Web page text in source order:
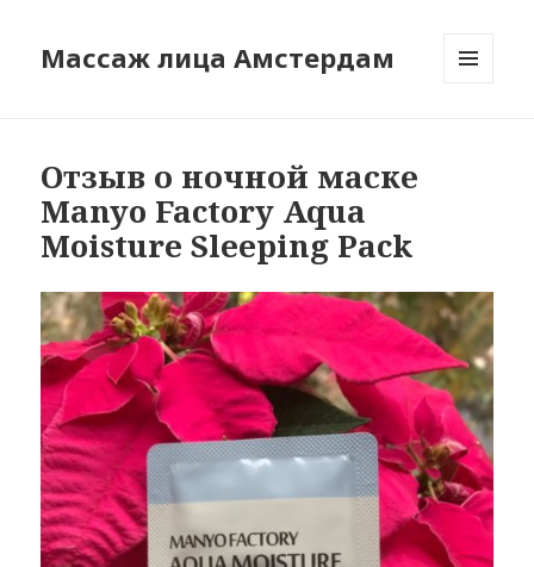
Массаж лица Амстердам
Отзыв о ночной маске
Manyo Factory Aqua
Moisture Sleeping Pack